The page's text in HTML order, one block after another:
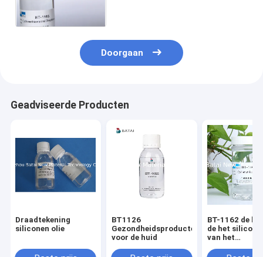
Doorgaan
Geadviseerde Producten
Draadtekening
siliconen olie
BT1126
Gezondheidsproducten
voor de huid
BT-1162 de
de het
van het
Kosmetische